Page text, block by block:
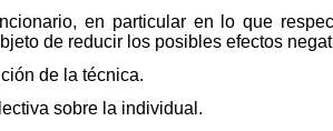
en particular en lo que
de reducir los posibles efectos
de la técnica.
sobre la individual.